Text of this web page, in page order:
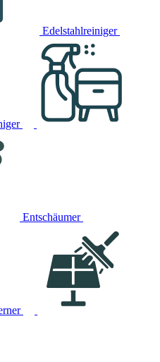
Edelstahlreiniger
Entschäumer